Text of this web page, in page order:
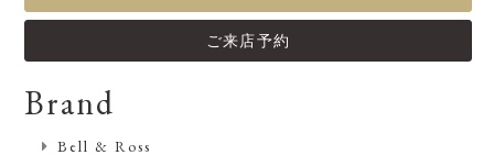
ご来店予約
Brand
Bell & Ross